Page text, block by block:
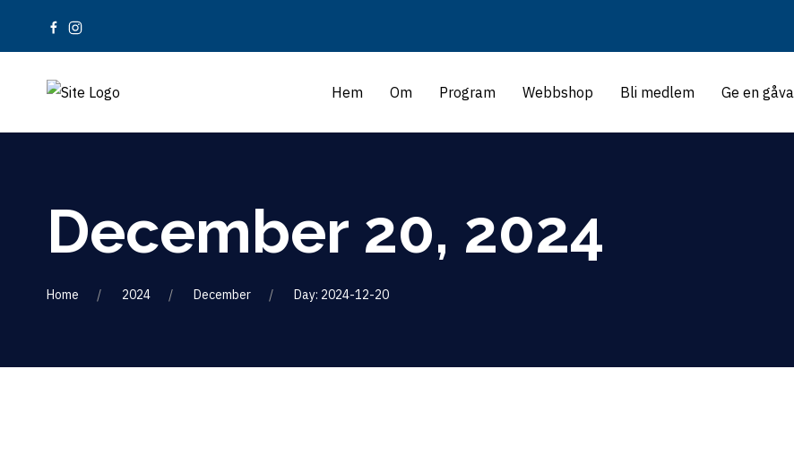
Hem Om Program Webbshop Bli medlem Ge en gåva
December 20, 2024
Home 2024 December Day: 2024-12-20